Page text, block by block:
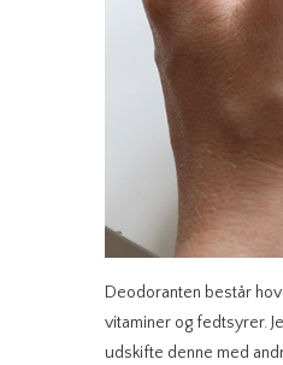
Deodoranten består
vitaminer og fedtsyrer.
udskifte denne med